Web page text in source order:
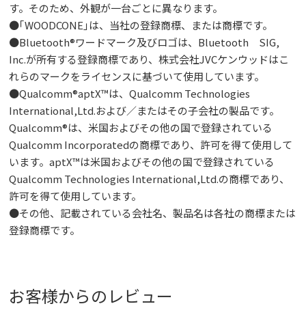
す。そのため、外観が一台ごとに異なります。
●｢WOODCONE｣は、当社の登録商標、または商標です。
●Bluetooth®ワードマーク及びロゴは、Bluetooth SIG,
Inc.が所有する登録商標であり、株式会社JVCケンウッドはこ
れらのマークをライセンスに基づいて使用しています。
●Qualcomm®aptX™は、Qualcomm Technologies
International,Ltd.および／またはその子会社の製品です。
Qualcomm®は、米国およびその他の国で登録されている
Qualcomm Incorporatedの商標であり、許可を得て使用して
います。aptX™は米国およびその他の国で登録されている
Qualcomm Technologies International,Ltd.の商標であり、
許可を得て使用しています。
●その他、記載されている会社名、製品名は各社の商標または
登録商標です。
お客様からのレビュー